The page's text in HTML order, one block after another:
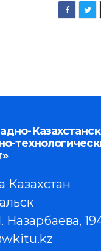
Казахстан
Назарбаева,